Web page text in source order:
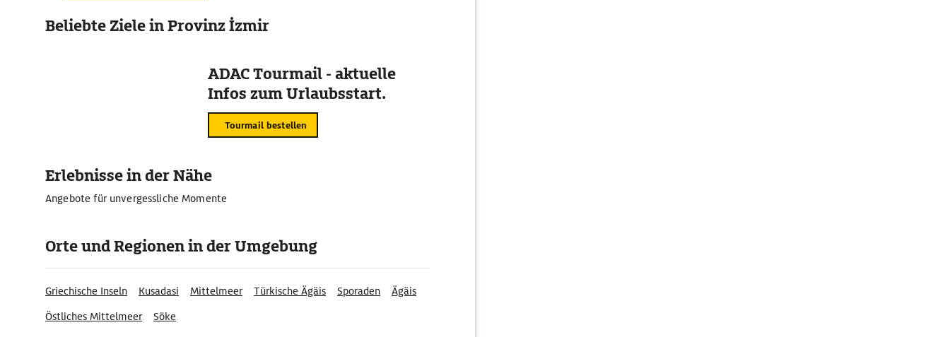
Beliebte Ziele in Provinz İzmir
ADAC Tourmail - aktuelle
Infos zum Urlaubsstart.
Tourmail bestellen
Erlebnisse in der Nähe
Angebote für unvergessliche Momente
Orte und Regionen in der Umgebung
Griechische Inseln Kusadasi Mittelmeer Türkische Ägäis Sporaden
Ägäis
Östliches Mittelmeer
Söke